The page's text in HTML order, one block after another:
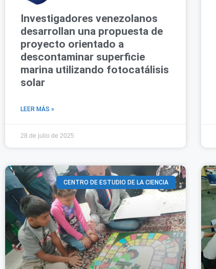
Investigadores venezolanos
desarrollan una propuesta de
proyecto orientado a
descontaminar superficie
marina utilizando fotocatálisis
solar
LEER MÁS »
28 de julio de 2025
CENTRO DE ESTUDIO DE LA CIENCIA